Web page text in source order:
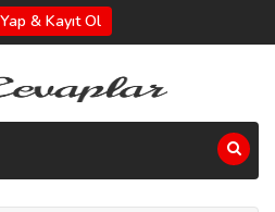
& Kayıt Ol